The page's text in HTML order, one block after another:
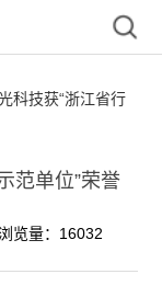
科技获“浙江省行
范单位”荣誉
览量：16032